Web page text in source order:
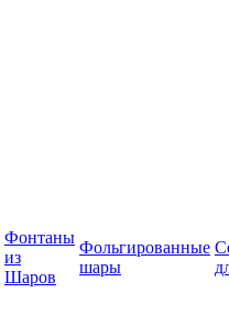
Фонтаны
из
Шаров
Фольгированные
шары